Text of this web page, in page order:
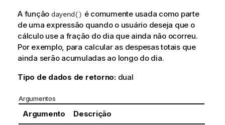
A função dayend() é comumente usada como parte
de uma expressão quando o usuário deseja que o
cálculo use a fração do dia que ainda não ocorreu.
Por exemplo, para calcular as despesas totais que
ainda serão acumuladas ao longo do dia.
Tipo de dados de retorno: dual
Argumentos
Argumento Descrição